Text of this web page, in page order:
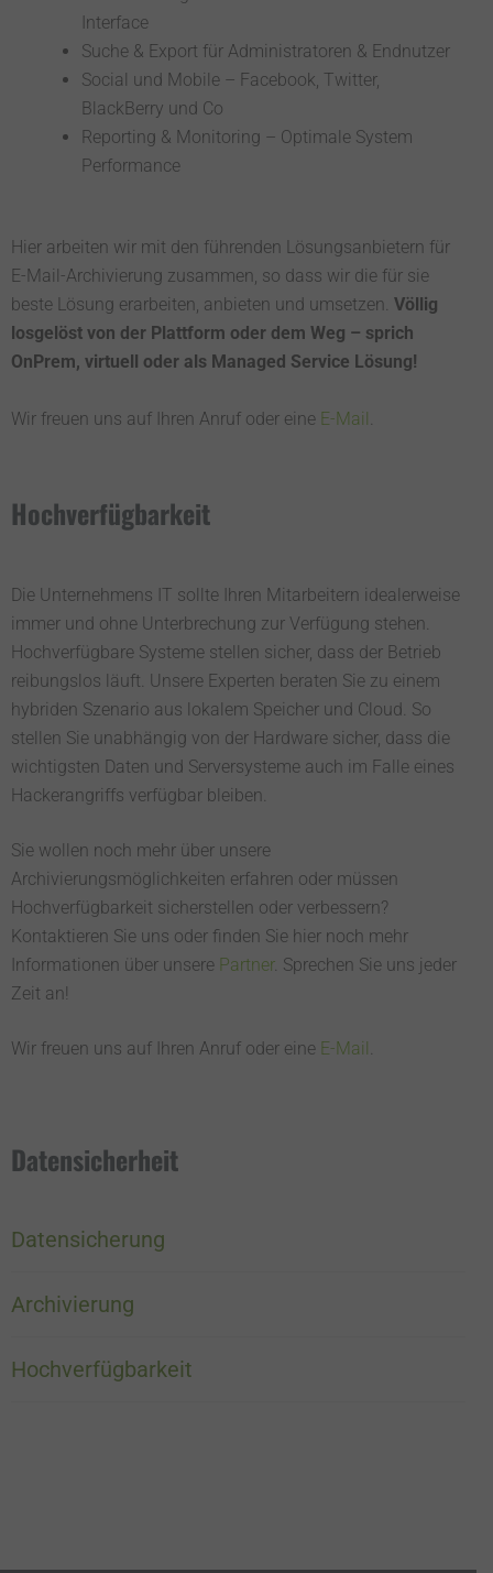
Datensicherheit
Datensicherung
Archivierung
Hochverfügbarkeit
Interface
Suche & Export für Administratoren & Endnutzer
Social und Mobile – Facebook, Twitter,
BlackBerry und Co
Reporting & Monitoring – Optimale System
Performance
Hier arbeiten wir mit den führenden Lösungsanbietern für
E-Mail-Archivierung zusammen, so dass wir die für sie
beste Lösung erarbeiten, anbieten und umsetzen. Völlig
losgelöst von der Plattform oder dem Weg – sprich
OnPrem, virtuell oder als Managed Service Lösung!
Wir freuen uns auf Ihren Anruf oder eine E-Mail.
Hochverfügbarkeit
Die Unternehmens IT sollte Ihren Mitarbeitern idealerweise
immer und ohne Unterbrechung zur Verfügung stehen.
Hochverfügbare Systeme stellen sicher, dass der Betrieb
reibungslos läuft. Unsere Experten beraten Sie zu einem
hybriden Szenario aus lokalem Speicher und Cloud. So
stellen Sie unabhängig von der Hardware sicher, dass die
wichtigsten Daten und Serversysteme auch im Falle eines
Hackerangriffs verfügbar bleiben.
Sie wollen noch mehr über unsere
Archivierungsmöglichkeiten erfahren oder müssen
Hochverfügbarkeit sicherstellen oder verbessern?
Kontaktieren Sie uns oder finden Sie hier noch mehr
Informationen über unsere Partner. Sprechen Sie uns jeder
Zeit an!
Wir freuen uns auf Ihren Anruf oder eine E-Mail.